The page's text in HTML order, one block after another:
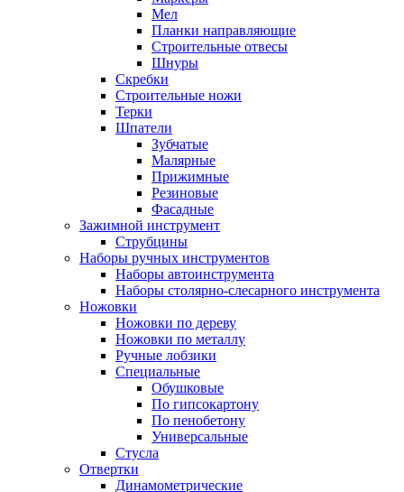
Мел
Планки направляющие
Строительные отвесы
Шнуры
Скребки
Строительные ножи
Терки
Шпатели
Зубчатые
Малярные
Прижимные
Резиновые
Фасадные
Зажимной инструмент
Струбцины
Наборы ручных инструментов
Наборы автоинструмента
Наборы столярно-слесарного инструмента
Ножовки
Ножовки по дереву
Ножовки по металлу
Ручные лобзики
Специальные
Обушковые
По гипсокартону
По пенобетону
Универсальные
Стусла
Отвертки
Динамометрические